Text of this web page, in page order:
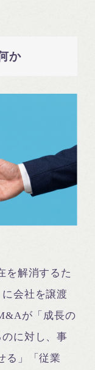
か
を解消するた
会社を譲渡
が「成長の
に対し、事
る」「従業